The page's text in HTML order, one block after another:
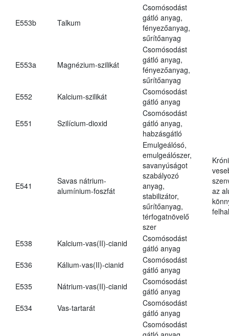
E553b Talkum
Csomósodást
gátló anyag,
fényezőanyag,
sűrítőanyag
E553a Magnézium-szilikát
Csomósodást
gátló anyag,
fényezőanyag,
sűrítőanyag
E552
Kalcium-szilikát
Csomósodást
gátló anyag
E551 Szilícium-dioxid
Csomósodást
gátló anyag,
habzásgátló
E541
Savas nátrium-
alumínium-foszfát
Emulgeálósó,
emulgeálószer,
savanyúságot
szabályozó
anyag,
stabilizátor,
sűrítőanyag,
térfogatnövelő
szer
az
E538 Kalcium-vas(II)-cianid
Csomósodást
gátló anyag
E536
Kálium-vas(II)-cianid
Csomósodást
gátló anyag
E535
Nátrium-vas(II)-cianid
Csomósodást
gátló anyag
E534
Vas-tartarát
Csomósodást
gátló anyag
Csomósodást